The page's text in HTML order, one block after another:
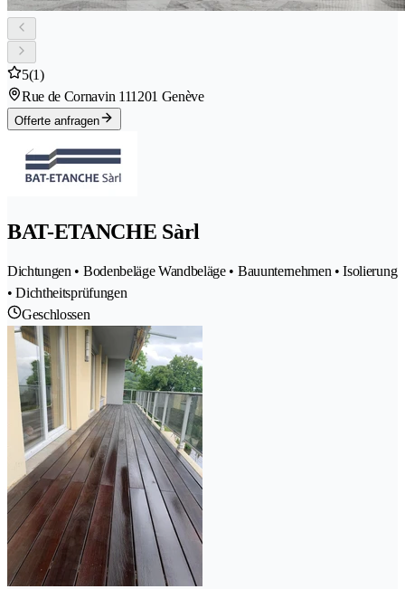
5(1)
Rue de Cornavin 111201 Genève
Offerte anfragen
BAT-ETANCHE Sàrl
Dichtungen • Bodenbeläge Wandbeläge • Bauunternehmen • Isolierung
• Dichtheitsprüfungen
Geschlossen